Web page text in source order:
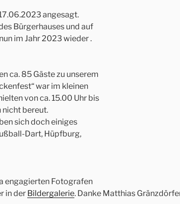
angesagt.
Bürgerhauses und auf
im Jahr 2023 wieder .
ca. 85 Gäste zu unserem
war im kleinen
von ca. 15.00 Uhr bis
nicht bereut.
sich doch einiges
Dart, Hüpfburg,
engagierten Fotografen
in der Bildergalerie. Danke Matthias